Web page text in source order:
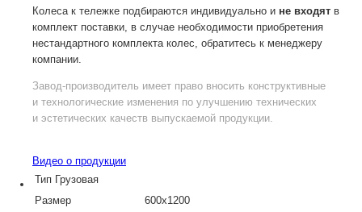
Колеса к тележке подбираются индивидуально и не входят в
комплект поставки, в случае необходимости приобретения
нестандартного комплекта колес, обратитесь к менеджеру
компании.
Завод-производитель имеет право вносить конструктивные
и технологические изменения по улучшению технических
и эстетических качеств выпускаемой продукции.
Видео о продукции
Тип Грузовая
Размер
600х1200